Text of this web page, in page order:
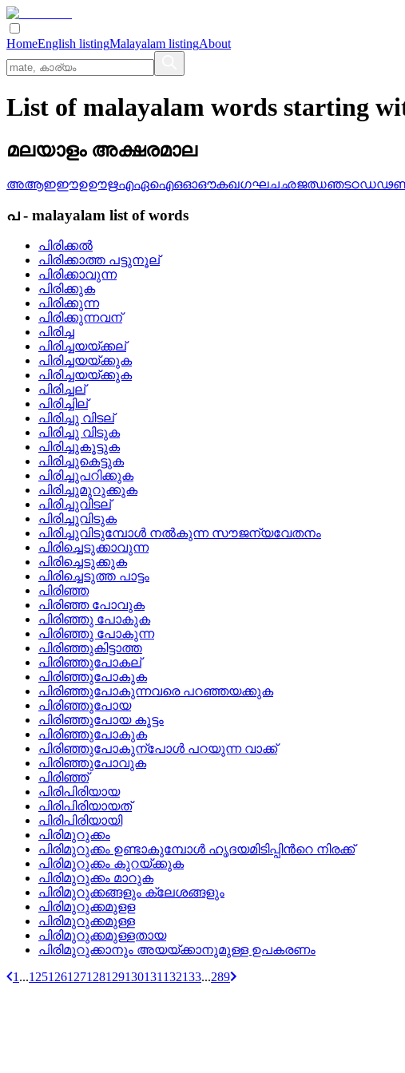
HomeEnglish listingMalayalam listingAbout
List of malayalam words starting
മലയാളം അക്ഷരമാല
അആഇഈഉഊഋഎഏഐഒഓഔകഖഗഘചഛജഝഞടഠഡഢ
പ- malayalam list of words
പിരിക്കല്‍
പിരിക്കാത്ത പട്ടുനൂല്
പിരിക്കാവുന്ന
പിരിക്കുക
പിരിക്കുന്ന
പിരിക്കുന്നവന്
പിരിച്ച
പിരിച്ചയയ്ക്കല്
പിരിച്ചയയ്‌ക്കുക
പിരിച്ചയയ്ക്കുക
പിരിച്ചല്
പിരിച്ചില്
പിരിച്ചു വിടല്
പിരിച്ചു വിടുക
പിരിച്ചുകൂട്ടുക
പിരിച്ചുകെട്ടുക
പിരിച്ചുപറിക്കുക
പിരിച്ചുമുറുക്കുക
പിരിച്ചുവിടല്
പിരിച്ചുവിടുക
പിരിച്ചുവിടുമ്പോള്‍ നല്‍കുന്ന സൗജന്യവേതനം
പിരിച്ചെടുക്കാവുന്ന
പിരിച്ചെടുക്കുക
പിരിച്ചെടുത്ത പാട്ടം
പിരിഞ്ഞ
പിരിഞ്ഞ പോവുക
പിരിഞ്ഞു പോകുക
പിരിഞ്ഞു പോകുന്ന
പിരിഞ്ഞുകിട്ടാത്ത
പിരിഞ്ഞുപോകല്
പിരിഞ്ഞുപോകുക
പിരിഞ്ഞുപോകുന്നവരെ പറഞ്ഞയക്കുക
പിരിഞ്ഞുപോയ
പിരിഞ്ഞുപോയ കൂട്ടം
പിരിഞ്ഞുപോകുക
പിരിഞ്ഞുപോകുന്പോള്‍ പറയുന്ന വാക്ക്
പിരിഞ്ഞുപോവുക
പിരിഞ്ഞ്
പിരിപിരിയായ
പിരിപിരിയായത്
പിരിപിരിയായി
പിരിമുറുക്കം
പിരിമുറുക്കം ഉണ്ടാകുമ്പോള്‍ ഹൃദയമിടിപ്പിന്‍റെ നിരക്ക്
പിരിമുറുക്കം കുറയ്ക്കുക
പിരിമുറുക്കം മാറുക
പിരിമുറുക്കങ്ങളും ക്ലേശങ്ങളും
പിരിമുറുക്കമുളള
പിരിമുറുക്കമുള്ള
പിരിമുറുക്കമുള്ളതായ
പിരിമുറുക്കാനും അയയ്‌ക്കാനുമുള്ള ഉപകരണം
1 ...125126127128129130131 132133...289